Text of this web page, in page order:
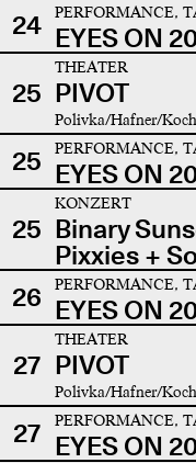
24 PERFORMANCE,
EYES ON
25
THEATER
PIVOT
Polivka/Hafner/Koch
25 PERFORMANCE,
EYES ON
25
KONZERT
Binary
Pixxies +
26
PERFORMANCE,
EYES ON
27
THEATER
PIVOT
Polivka/Hafner/Koch
27 PERFORMANCE,
EYES ON